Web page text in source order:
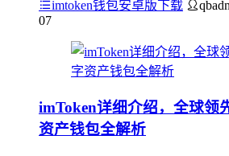
imtoken钱包安卓版下载
07
imToken详细介绍，全球领
资产钱包全解析